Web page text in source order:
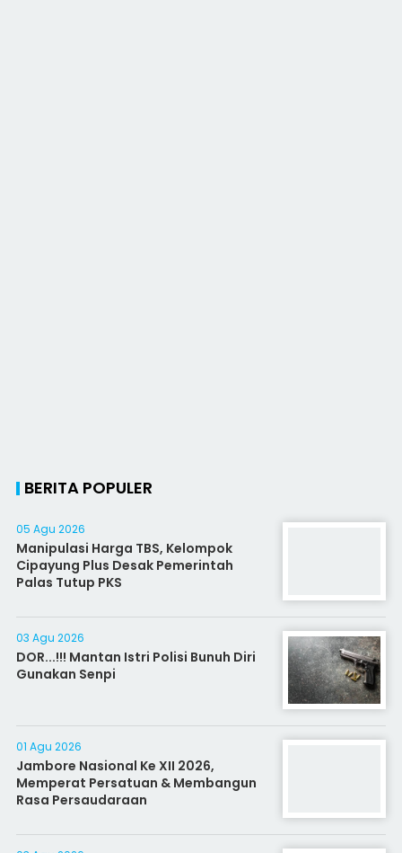
BERITA POPULER
05 Agu 2026
Manipulasi Harga TBS, Kelompok
Cipayung Plus Desak Pemerintah
Palas Tutup PKS
03 Agu 2026
DOR...!!! Mantan Istri Polisi Bunuh Diri
Gunakan Senpi
01 Agu 2026
Jambore Nasional Ke XII 2026,
Memperat Persatuan & Membangun
Rasa Persaudaraan